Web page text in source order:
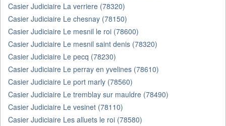
Casier Judiciaire La verriere (78320)
Casier Judiciaire Le chesnay (78150)
Casier Judiciaire Le mesnil le roi (78600)
Casier Judiciaire Le mesnil saint denis (78320)
Casier Judiciaire Le pecq (78230)
Casier Judiciaire Le perray en yvelines (78610)
Casier Judiciaire Le port marly (78560)
Casier Judiciaire Le tremblay sur mauldre (78490)
Casier Judiciaire Le vesinet (78110)
Casier Judiciaire Les alluets le roi (78580)